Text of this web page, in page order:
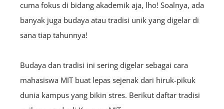
cuma fokus di bidang akademik aja, lho! Soalnya, ada
banyak juga budaya atau tradisi unik yang digelar di
sana tiap tahunnya!
Budaya dan tradisi ini sering digelar sebagai cara
mahasiswa MIT buat lepas sejenak dari hiruk-pikuk
dunia kampus yang bikin stres. Berikut daftar tradisi